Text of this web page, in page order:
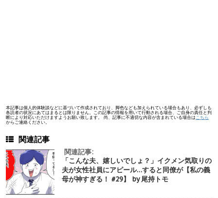
本記事は個人的体験談などに基づいて作成されており、脚色なども加えられている場合もあり、必ずしも
各読者の状況にあてはまるとは限りません。この記事の情報を用いて行動される場合、ご自身の責任と判
断により対応いただけますようお願い致します。 尚、記事に不適切な内容が含まれている場合は こちら
からご連絡ください。
関連記事
関連記事:
「こんな夫、嬉しいでしょ？」イクメン気取りの
夫が女性社員にアピール…すると同僚が【私の義
母が神すぎる！ #29】 by 尾持トモ